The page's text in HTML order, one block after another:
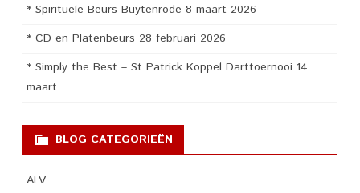
* Spirituele Beurs Buytenrode 8 maart 2026
* CD en Platenbeurs 28 februari 2026
* Simply the Best – St Patrick Koppel Darttoernooi 14
maart
BLOG CATEGORIEËN
ALV